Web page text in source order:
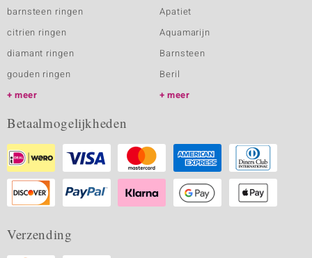
barnsteen ringen
citrien ringen
diamant ringen
gouden ringen
meer
Apatiet
Aquamarijn
Barnsteen
Beril
meer
Betaalmogelijkheden
Verzending